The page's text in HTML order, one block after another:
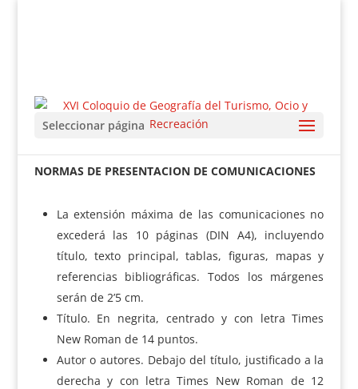
Seleccionar página
NORMAS DE PRESENTACION DE COMUNICACIONES
La extensión máxima de las comunicaciones no
excederá las 10 páginas (DIN A4), incluyendo
título, texto principal, tablas, figuras, mapas y
referencias bibliográficas. Todos los márgenes
serán de 2’5 cm.
Título. En negrita, centrado y con letra Times
New Roman de 14 puntos.
Autor o autores. Debajo del título, justificado a la
derecha y con letra Times New Roman de 12